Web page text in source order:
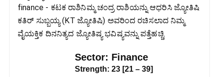
finance - ಕಟಕ ರಾಶಿನಿಮ್ಮ ಚಂದ್ರ ರಾಶಿಯನ್ನು ಆಧರಿಸಿ ಜ್ಯೋತಿಷಿ
ಕತಿರ್ ಸುಬ್ಬಯ್ಯ (KT ಜ್ಯೋತಿಷಿ) ಅವರಿಂದ ರಚಿಸಲಾದ ನಿಮ್ಮ
ವೈಯಕ್ತಿಕ ದಿನನಿತ್ಯದ ಜ್ಯೋತಿಷ್ಯ ಭವಿಷ್ಯವನ್ನು ಪತ್ತೆಹಚ್ಚಿ.
Sector: Finance
Strength: 23 [21 – 39]